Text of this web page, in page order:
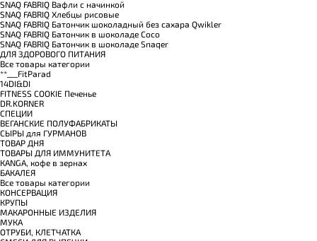
SNAQ FABRIQ Вафли с начинкой
SNAQ FABRIQ Хлебцы рисовые
SNAQ FABRIQ Батончик шоколадный без сахара Qwikler
SNAQ FABRIQ Батончик в шоколаде Coco
SNAQ FABRIQ Батончик в шоколаде Snaqer
ДЛЯ ЗДОРОВОГО ПИТАНИЯ
Все товары категории
**___FitParad
14DI&DI
FITNESS COOKIE Печенье
DR.KORNER
СПЕЦИИ
ВЕГАНСКИЕ ПОЛУФАБРИКАТЫ
СЫРЫ для ГУРМАНОВ
TОВАР ДНЯ
TОВАРЫ ДЛЯ ИММУНИТЕТА
КANGA, кофе в зернах
БАКАЛЕЯ
Все товары категории
КОНСЕРВАЦИЯ
КРУПЫ
МАКАРОННЫЕ ИЗДЕЛИЯ
МУКА
ОТРУБИ, КЛЕТЧАТКА